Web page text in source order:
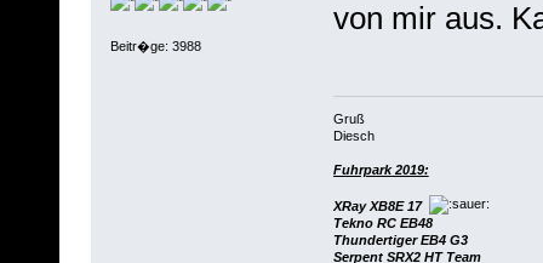
Beitr�ge: 3988
von mir aus.
Gruß
Diesch
Fuhrpark 2019:
XRay XB8E 17
Tekno RC EB48
Thundertiger EB4 G3
Serpent SRX2 HT Team